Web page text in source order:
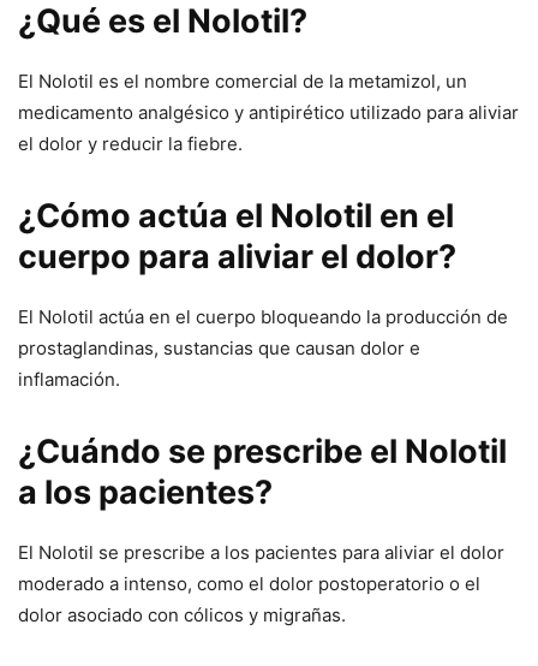
¿Qué es el Nolotil?
El Nolotil es el nombre comercial de la metamizol, un
medicamento analgésico y antipirético utilizado para aliviar
el dolor y reducir la fiebre.
¿Cómo actúa el Nolotil en el
cuerpo para aliviar el dolor?
El Nolotil actúa en el cuerpo bloqueando la producción de
prostaglandinas, sustancias que causan dolor e
inflamación.
¿Cuándo se prescribe el Nolotil
a los pacientes?
El Nolotil se prescribe a los pacientes para aliviar el dolor
moderado a intenso, como el dolor postoperatorio o el
dolor asociado con cólicos y migrañas.